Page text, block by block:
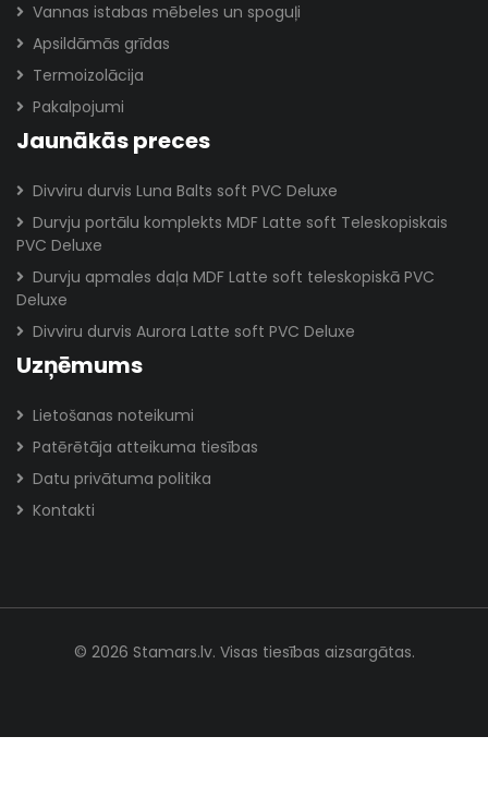
Vannas istabas mēbeles un spoguļi
Apsildāmās grīdas
Termoizolācija
Pakalpojumi
Jaunākās preces
Divviru durvis Luna Balts soft PVC Deluxe
Durvju portālu komplekts MDF Latte soft Teleskopiskais
PVC Deluxe
Durvju apmales daļa MDF Latte soft teleskopiskā PVC
Deluxe
Divviru durvis Aurora Latte soft PVC Deluxe
Uzņēmums
Lietošanas noteikumi
Patērētāja atteikuma tiesības
Datu privātuma politika
Kontakti
© 2026 Stamars.lv. Visas tiesības aizsargātas.